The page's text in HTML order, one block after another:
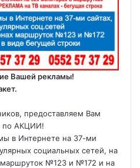
Вашей рекламы!
предоставляем Вам
по АКЦИИ!
в Интернете на 37-ми
социальных сетей, на
маршруток №123 и №172 и на